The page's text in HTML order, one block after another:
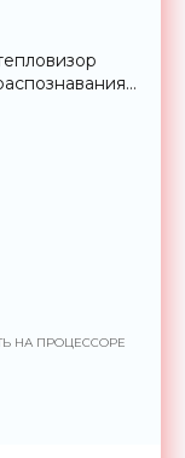
НА ПРОЦЕССОРЕ